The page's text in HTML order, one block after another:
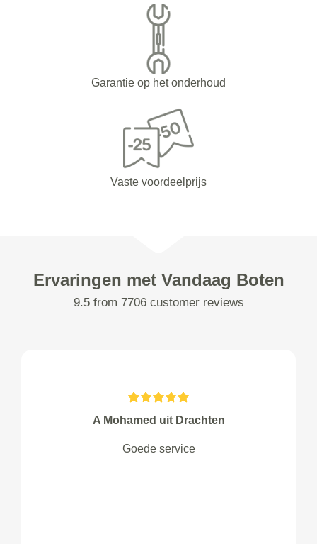
Garantie op het onderhoud
Vaste voordeelprijs
Ervaringen met Vandaag Boten
9.5 from 7706 customer reviews
A Mohamed uit Drachten
Goede service